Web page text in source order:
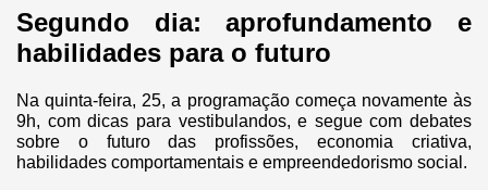
Segundo dia: aprofundamento e
habilidades para o futuro
Na quinta-feira, 25, a programação começa novamente às
9h, com dicas para vestibulandos, e segue com debates
sobre o futuro das profissões, economia criativa,
habilidades comportamentais e empreendedorismo social.